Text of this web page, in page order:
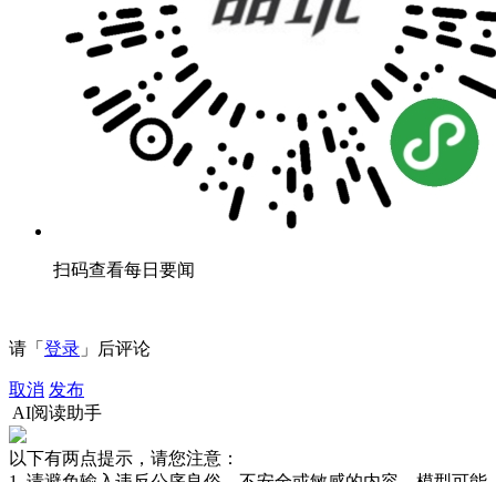
扫码查看每日要闻
请「 登录 」后评论
取消 发布
AI阅读助手
以下有两点提示，请您注意：